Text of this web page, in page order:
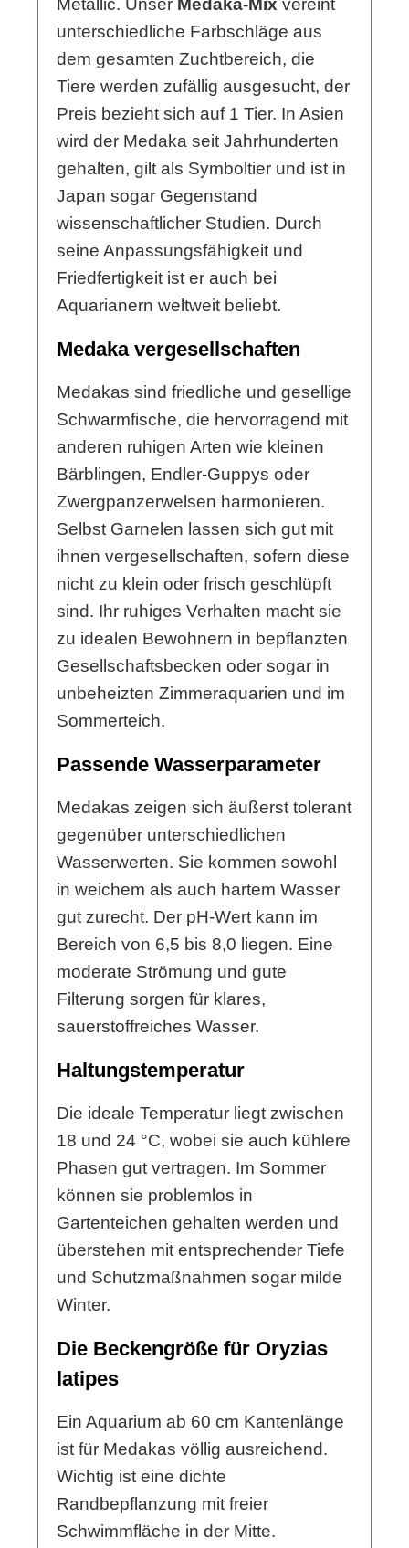
Metallic. Unser Medaka-Mix vereint
unterschiedliche Farbschläge aus
dem gesamten Zuchtbereich, die
Tiere werden zufällig ausgesucht, der
Preis bezieht sich auf 1 Tier. In Asien
wird der Medaka seit Jahrhunderten
gehalten, gilt als Symboltier und ist in
Japan sogar Gegenstand
wissenschaftlicher Studien. Durch
seine Anpassungsfähigkeit und
Friedfertigkeit ist er auch bei
Aquarianern weltweit beliebt.
Medaka vergesellschaften
Medakas sind friedliche und gesellige
Schwarmfische, die hervorragend mit
anderen ruhigen Arten wie kleinen
Bärblingen, Endler-Guppys oder
Zwergpanzerwelsen harmonieren.
Selbst Garnelen lassen sich gut mit
ihnen vergesellschaften, sofern diese
nicht zu klein oder frisch geschlüpft
sind. Ihr ruhiges Verhalten macht sie
zu idealen Bewohnern in bepflanzten
Gesellschaftsbecken oder sogar in
unbeheizten Zimmeraquarien und im
Sommerteich.
Passende Wasserparameter
Medakas zeigen sich äußerst tolerant
gegenüber unterschiedlichen
Wasserwerten. Sie kommen sowohl
in weichem als auch hartem Wasser
gut zurecht. Der pH-Wert kann im
Bereich von 6,5 bis 8,0 liegen. Eine
moderate Strömung und gute
Filterung sorgen für klares,
sauerstoffreiches Wasser.
Haltungstemperatur
Die ideale Temperatur liegt zwischen
18 und 24 °C, wobei sie auch kühlere
Phasen gut vertragen. Im Sommer
können sie problemlos in
Gartenteichen gehalten werden und
überstehen mit entsprechender Tiefe
und Schutzmaßnahmen sogar milde
Winter.
Die Beckengröße für Oryzias
latipes
Ein Aquarium ab 60 cm Kantenlänge
ist für Medakas völlig ausreichend.
Wichtig ist eine dichte
Randbepflanzung mit freier
Schwimmfläche in der Mitte.